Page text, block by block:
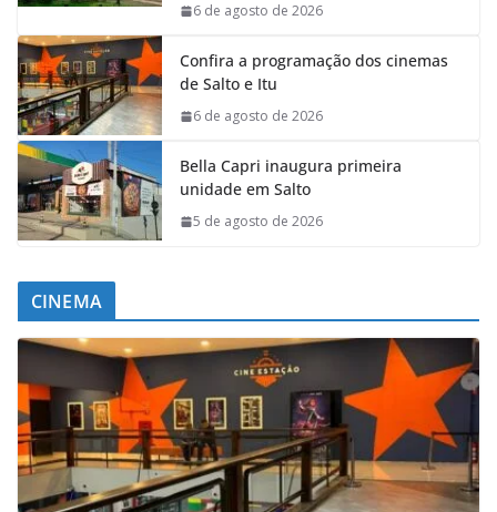
6 de agosto de 2026
Confira a programação dos cinemas
de Salto e Itu
6 de agosto de 2026
Bella Capri inaugura primeira
unidade em Salto
5 de agosto de 2026
CINEMA